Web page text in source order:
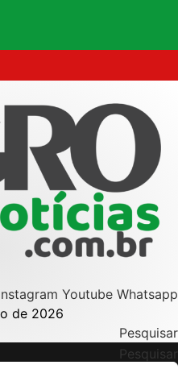
Youtube Whatsapp
de 2026
Pesquisar
Pesquisar